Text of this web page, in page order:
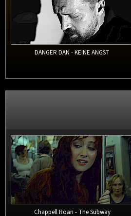
DANGER DAN - KEINE ANGST
Chappell Roan - The Subway